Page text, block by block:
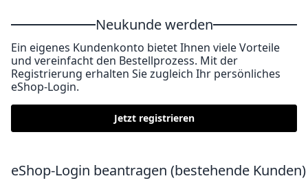
Neukunde werden
Ein eigenes Kundenkonto bietet Ihnen viele Vorteile
und vereinfacht den Bestellprozess. Mit der
Registrierung erhalten Sie zugleich Ihr persönliches
eShop-Login.
Jetzt registrieren
eShop-Login beantragen (bestehende Kunden)